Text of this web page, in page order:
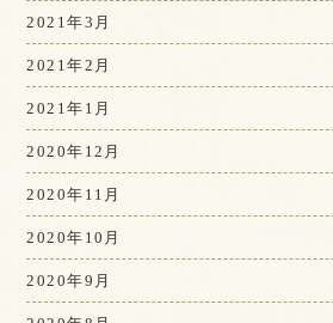
2021年3月
2021年2月
2021年1月
2020年12月
2020年11月
2020年10月
2020年9月